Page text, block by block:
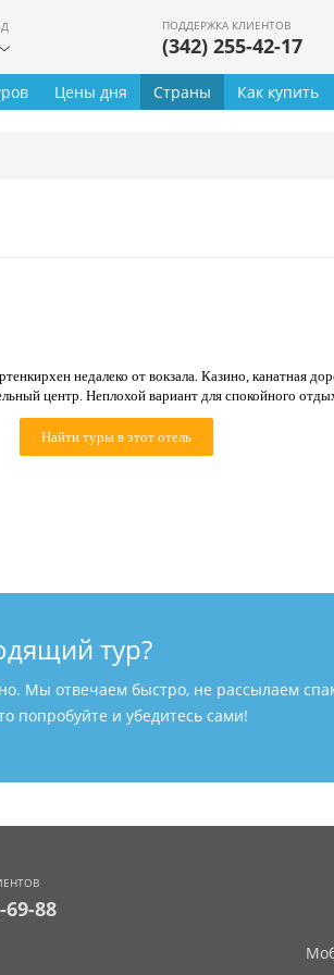
ПОДДЕРЖКА КЛИЕНТОВ
(342) 255-42-17
Цены дня Страны Как купить
недалеко от вокзала. Казино, канатная
центр. Неплохой вариант для спокойного
Найти туры в этот отель
тур?
Мы отвечаем быстро, не рассылаем
попробуйте и убедитесь сами!
69-88